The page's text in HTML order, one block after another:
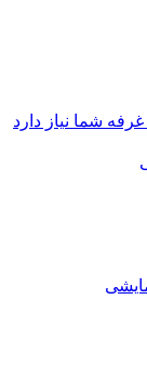
شما نیاز دارد